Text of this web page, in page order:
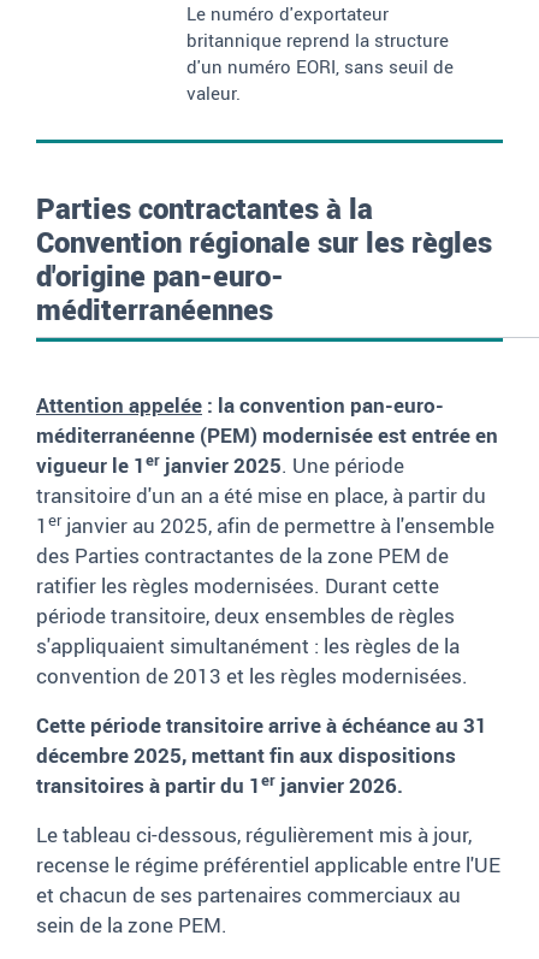
Le numéro d'exportateur
britannique reprend la structure
d'un numéro EORI, sans seuil de
valeur.
Parties contractantes à la
Convention régionale sur les règles
d'origine pan-euro-
méditerranéennes
Attention appelée : la convention pan-euro-
méditerranéenne (PEM) modernisée est entrée en
vigueur le 1er janvier 2025. Une période
transitoire d'un an a été mise en place, à partir du
1 erjanvier au 2025, afin de permettre à l'ensemble
des Parties contractantes de la zone PEM de
ratifier les règles modernisées. Durant cette
période transitoire, deux ensembles de règles
s'appliquaient simultanément : les règles de la
convention de 2013 et les règles modernisées.
Cette période transitoire arrive à échéance au 31
décembre 2025, mettant fin aux dispositions
transitoires à partir du 1er janvier 2026.
Le tableau ci-dessous, régulièrement mis à jour,
recense le régime préférentiel applicable entre l'UE
et chacun de ses partenaires commerciaux au
sein de la zone PEM.